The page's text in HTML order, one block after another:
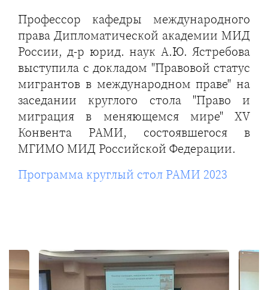
Профессор кафедры международного
права Дипломатической академии МИД
России, д-р юрид. наук А.Ю. Ястребова
выступила с докладом "Правовой статус
мигрантов в международном праве" на
заседании круглого стола "Право и
миграция в меняющемся мире" XV
Конвента РАМИ, состоявшегося в
МГИМО МИД Российской Федерации.
Программа круглый стол РАМИ 2023